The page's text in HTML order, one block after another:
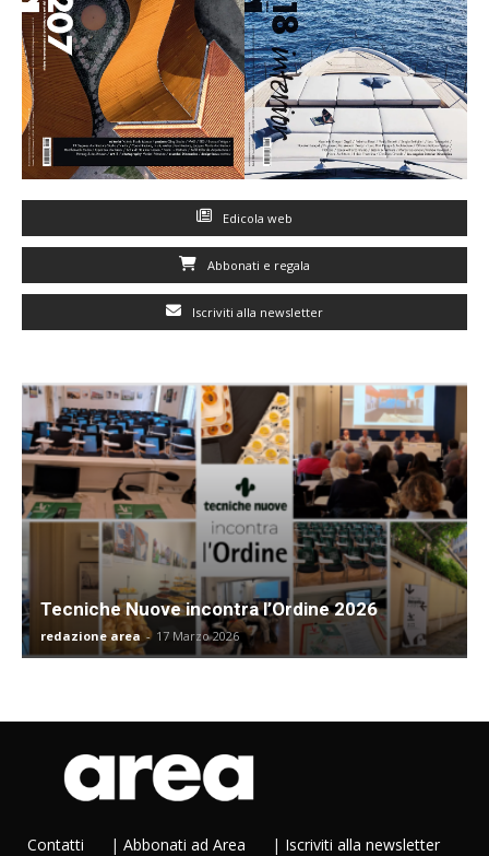
Edicola web
Abbonati e regala
Iscriviti alla newsletter
Tecniche Nuove incontra l’Ordine 2026
redazione area - 17 Marzo 2026
Contatti | Abbonati ad Area | Iscriviti alla newsletter